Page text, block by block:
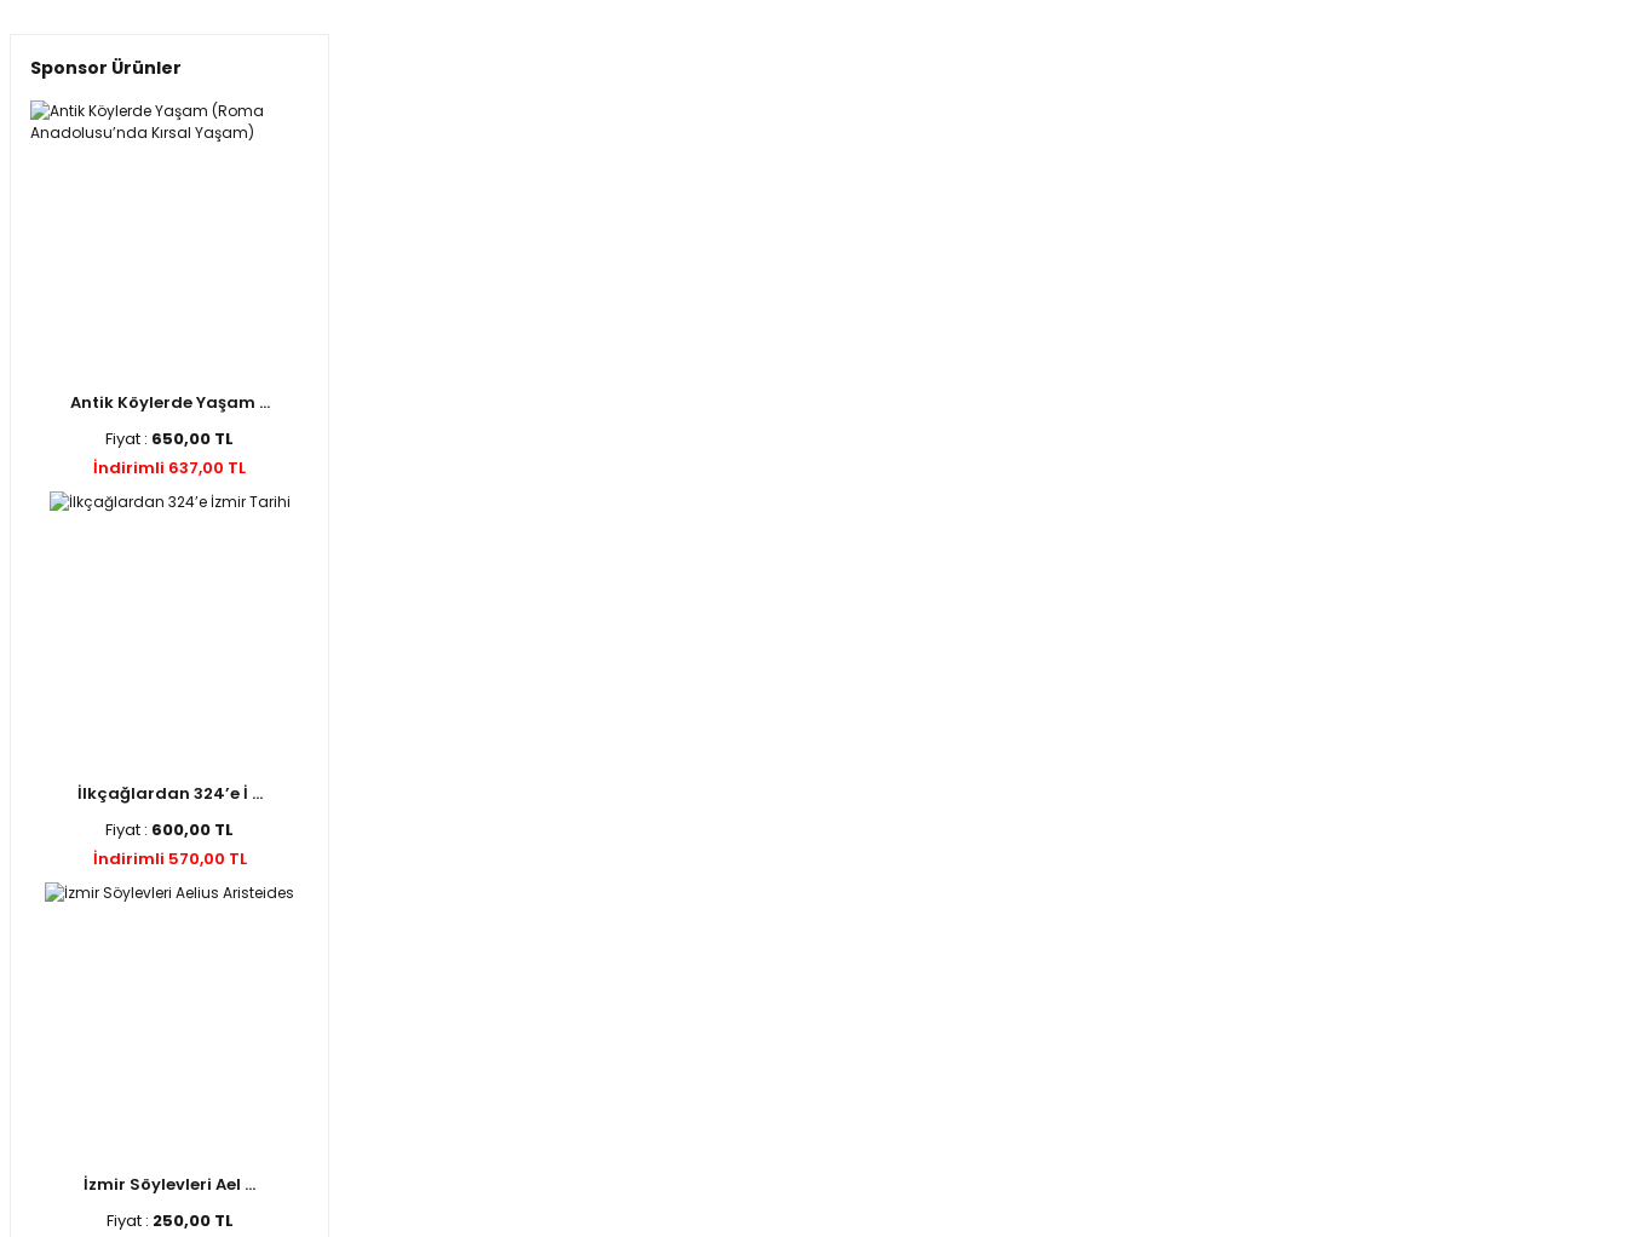
Sponsor Ürünler
Antik Köylerde Yaşam ...
Fiyat : 650,00 TL
İndirimli 637,00 TL
İlkçağlardan 324’e İ ...
Fiyat : 600,00 TL
İndirimli 570,00 TL
İzmir Söylevleri Ael ...
Fiyat : 250,00 TL